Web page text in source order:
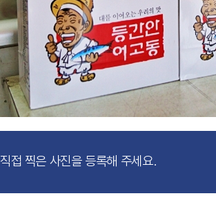
직접 찍은 사진을 등록해 주세요.